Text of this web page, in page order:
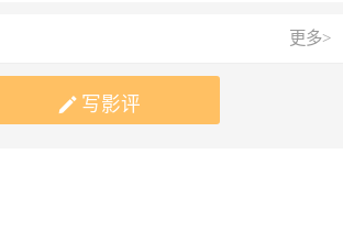
更多>
 写影评